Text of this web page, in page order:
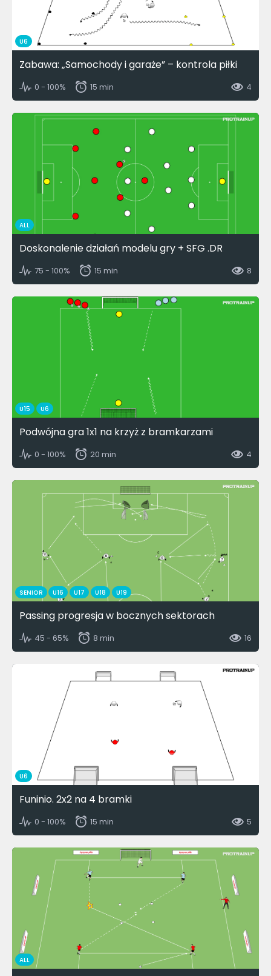
U6
Zabawa: „Samochody i garaże” – kontrola piłki
0 - 100% 15 min 4
ALL
Doskonalenie działań modelu gry + SFG .DR
75 - 100% 15 min 8
U15 U6
Podwójna gra 1x1 na krzyż z bramkarzami
0 - 100% 20 min 4
SENIOR U16 U17 U18 U19
Passing progresja w bocznych sektorach
45 - 65% 8 min 16
U6
Funinio. 2x2 na 4 bramki
0 - 100% 15 min 5
ALL